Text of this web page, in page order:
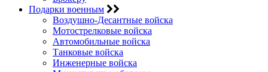
Подарки военным
Воздушно-Десантные войска
Мотострелковые войска
Автомобильные войска
Танковые войска
Инженерные войска